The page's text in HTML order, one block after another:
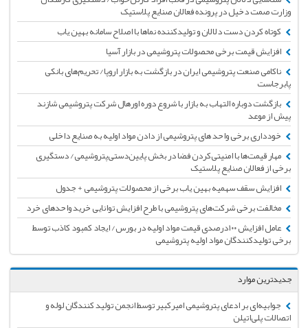
وزارت صمت دخیل در پرونده فعالان صنایع پلاستیک
کوتاه کردن دست دلالان و تولیدکننده نما‌ها با اصلاح سامانه بهین یاب
افزایش قیمت برخی محصولات پتروشیمی در بازار آسیا
ناکامی صنعت پتروشیمی ایران در بازگشت به بازار اروپا/ تحریم‌های بانکی
پابرجاست
بازگشت دوباره التهاب به بازار با شروع دوره اورهال شرکت پتروشیمی شازند
پیش از موعد
خودداری برخی واحد های پتروشیمی از دادن مواد اولیه به صنایع داخلی
مهار قیمت‌ها با امنیتی‌کردن فضا در بخش پایین‌دستی‌پتروشیمی/ دستگیری
برخی از فعالان صنایع پلاستیک
افزایش سقف سهمیه بهین یاب برخی از محصولات پتروشیمی + جدول
مخالفت برخی شرکت‌های پتروشیمی‌ با طرح افزایش توانایی خرید واحدهای خرد
عامل افزایش ۱۰۰درصدی قیمت مواد اولیه در بورس/ ایجاد کمبود کاذب توسط
برخی تولیدکنندگان مواد اولیه پتروشیمی
جدیدترین موارد
جوابیه‌ای بر ادعای پتروشیمی امیرکبیر توسط انجمن تولید کنندگان لوله و
اتصالات پلی‌اتیلن